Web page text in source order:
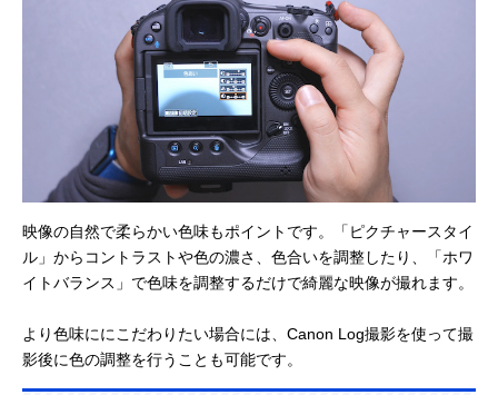
映像の自然で柔らかい色味もポイントです。「ピクチャースタイ
ル」からコントラストや色の濃さ、色合いを調整したり、「ホワ
イトバランス」で色味を調整するだけで綺麗な映像が撮れます。
より色味ににこだわりたい場合には、Canon Log撮影を使って撮
影後に色の調整を行うことも可能です。